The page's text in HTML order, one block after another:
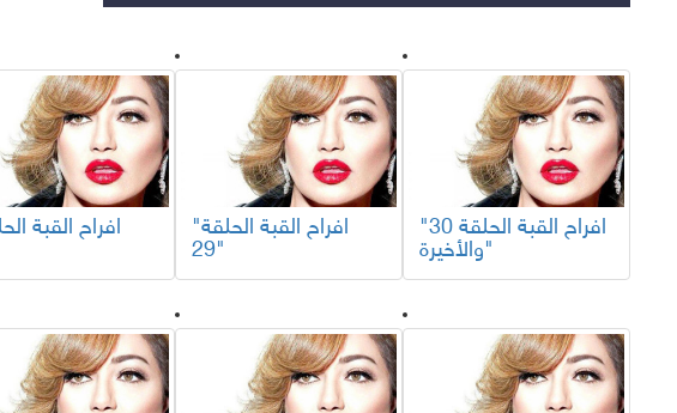
جميع المسلسلات مسلسلات عربية
"افراح القبة الحلقة 30
والأخيرة"
"افراح القبة الحلقة
29"